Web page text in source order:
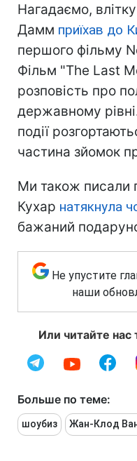
Нагадаємо,
Дамм приїхав до
першого фільму
Фільм "The Last
розповість про
державному
події
частина зйомок
Ми також писали
Кухар натякнула
бажаний
Не упустите
наши
Или читайте нас
Больше по теме:
шоубиз Жан-Клод